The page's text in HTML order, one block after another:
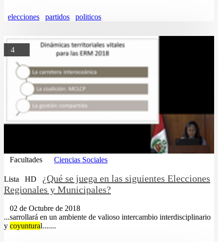
elecciones partidos politicos
4
Facultades Ciencias Sociales
Lista HD
¿Qué se juega en las siguientes Elecciones
Regionales y Municipales?
02 de Octubre de 2018
...sarrollará en un ambiente de valioso intercambio interdisciplinario
y coyuntural.......